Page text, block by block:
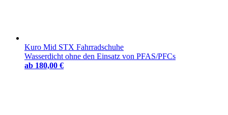
Kuro Mid STX Fahrradschuhe
Wasserdicht ohne den Einsatz von PFAS/PFCs
ab 180,00 €